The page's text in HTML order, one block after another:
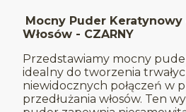
Mocny Puder Keratynowy
Włosów - CZARNY
Przedstawiamy mocny
idealny do tworzenia
niewidocznych połączeń w
przedłużania włosów. Ten